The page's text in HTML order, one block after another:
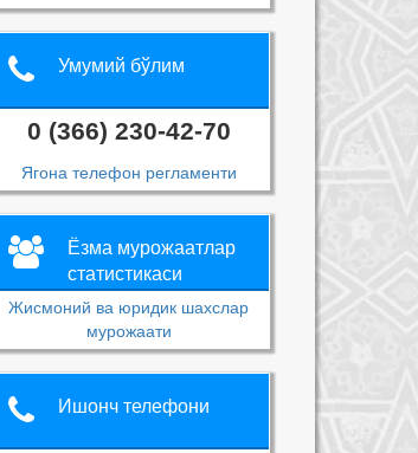
Умумий бўлим
0 (366) 230-42-70
Ягона телефон регламенти
Ёзма мурожаатлар
статистикаси
Жисмоний ва юридик шахслар
мурожаати
Ишонч телефони